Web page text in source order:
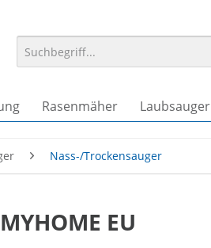
Rasenmäher Laubsauger
Nass-/Trockensauger
EU